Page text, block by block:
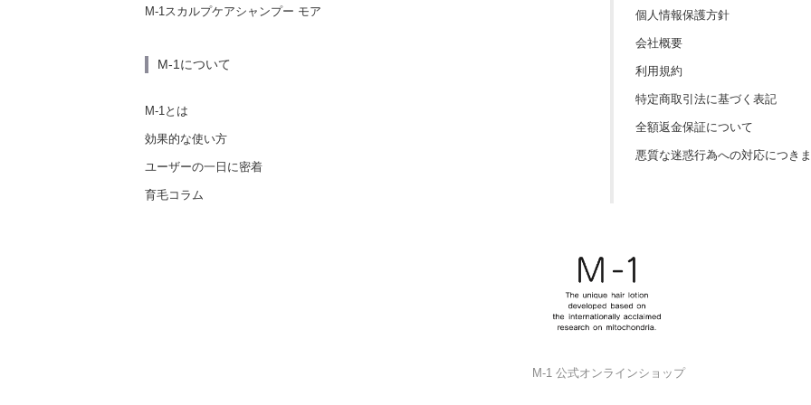
M-1スカルプケアシャンプー モア
M-1について
M-1とは
効果的な使い方
ユーザーの一日に密着
育毛コラム
個人情報保護方針
会社概要
利用規約
特定商取引法に基づく表記
全額返金保証について
悪質な迷惑行為への対応につき
M-1 公式オンラインショップ